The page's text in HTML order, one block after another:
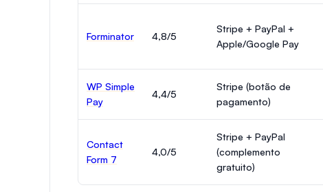
Forminator 4,8/5
Stripe + PayPal +
Apple/Google Pay
WP Simple
Pay
4,4/5
Stripe (botão de
pagamento)
Contact
Form 7
4,0/5
Stripe + PayPal
(complemento
gratuito)